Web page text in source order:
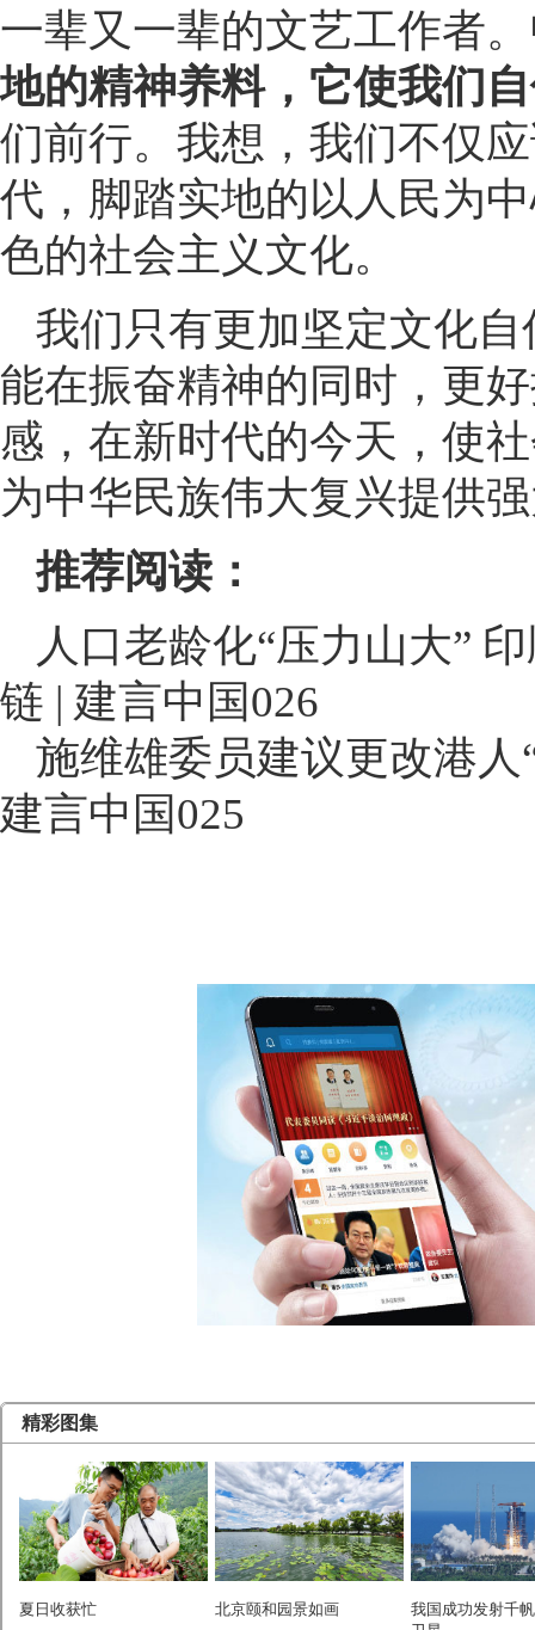
一辈又一辈的文艺工作者。
地的精神养料，它使我们
们前行。我想，我们不仅
代，脚踏实地的以人民为
色的社会主义文化。
我们只有更加坚定文化
能在振奋精神的同时，更
感，在新时代的今天，使
为中华民族伟大复兴提供
推荐阅读：
人口老龄化“压力山大”
链 | 建言中国026
施维雄委员建议更改港
建言中国025